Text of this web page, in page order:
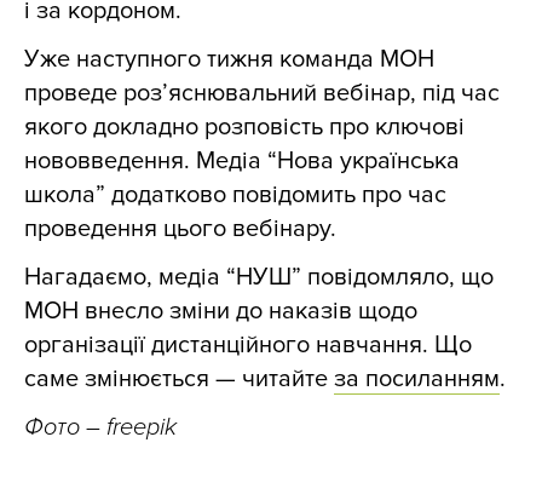
і за кордоном.
Уже наступного тижня команда МОН
проведе роз’яснювальний вебінар, під час
якого докладно розповість про ключові
нововведення. Медіа “Нова українська
школа” додатково повідомить про час
проведення цього вебінару.
Нагадаємо, медіа “НУШ” повідомляло, що
МОН внесло зміни до наказів щодо
організації дистанційного навчання. Що
саме змінюється — читайте за посиланням.
Фото – freepik